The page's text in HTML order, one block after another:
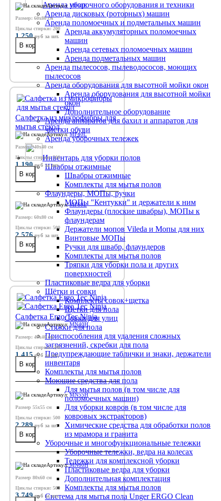
Аренда уборочного оборудования и техники
Аренда дисковых (роторных) машин
Аренда поломоечных и подметальных машин
Аренда аккумуляторных поломоечных
машин
Аренда сетевых поломоечных машин
Аренда подметальных машин
Аренда пылесосов, пылеводососов, моющих
пылесосов
Аренда оборудования для высотной мойки окон
Аренда оборудования для высотной мойки
окон
Дополнительное оборудование
Аренда аппаратов для бахил и аппаратов для
чистки обуви
Аренда уборочных тележек
Инвентарь для уборки полов
Швабры отжимные
Швабры отжимные
Комплекты для мытья полов
Флаундеры, МОПы, ручки
МОПы "Кентукки" и держатели к ним
Флаундеры (плоские швабры), МОПы к
флаундерам
Держатели мопов Vileda и Мопы для них
Винтовые МОПы
Ручки для швабр, флаундеров
Комплекты для мытья полов
Тряпки для уборки пола и других
поверхностей
Пластиковые ведра для уборки
Щётки и совки
Комплекты совок+щетка
Щетки для пола
Совки для улиц
Стяжки для пола
Приспособления для удаления сложных
загрязнений, скребки для пола
Предупреждающие таблички и знаки, держатели
инвентаря
Комплекты для мытья полов
Моющие средства для пола
Для мытья полов (в том числе для
поломоечных машин)
Для уборки ковров (в том числе для
ковровых экстракторов)
Химические средства для обработки полов
из мрамора и гранита
Уборочные и многофункциональные тележки
Уборочные тележки, ведра на колесах
Тележки для комплексной уборки
Пластиковые ведра для уборки
Дополнительная комплектация
Комплекты для мытья полов
Система для мытья пола Unger ERGO Clean
Артикул: MF60E
Размер: 60х80 см
Циклы стирки: 200
1 250руб за шт.
Салфетка из микрофибры для
мытья стекол
Артикул:MF40L
Размер: 40х40 см
Циклы стирки: 500
1 190руб за шт.
Артикул:MF60L
Размер: 60х80 см
Циклы стирки: 500
2 576руб за шт.
Салфетка Ergo Tec Ninja
Артикул: MN40H
Размер: 40x40 см
Циклы стирки: 500
1 415руб за шт.
Артикул:MN55H
Размер 55x55 см
Циклы стирки: 500
2 289руб за шт.
Артикул:MN60H
Размер 80x60 см
Циклы стирки: 500
3 749руб за шт.